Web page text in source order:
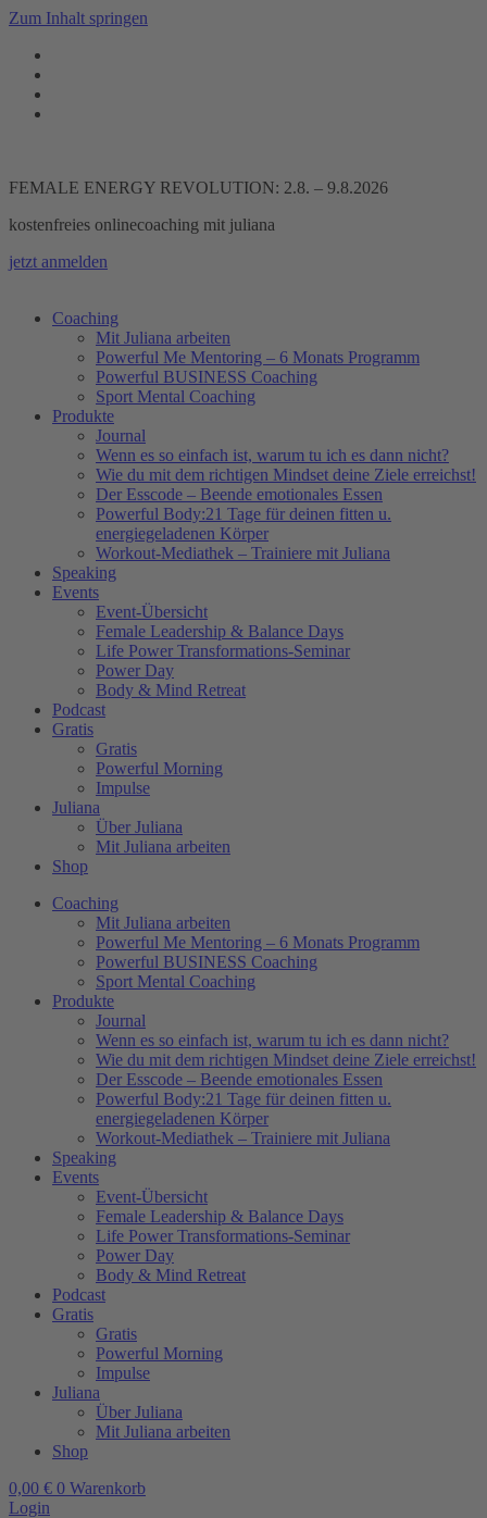
Zum Inhalt springen
FEMALE ENERGY REVOLUTION: 2.8. – 9.8.2026
kostenfreies onlinecoaching mit juliana
jetzt anmelden
Coaching
Mit Juliana arbeiten
Powerful Me Mentoring – 6 Monats Programm
Powerful BUSINESS Coaching
Sport Mental Coaching
Produkte
Journal
Wenn es so einfach ist, warum tu ich es dann nicht?
Wie du mit dem richtigen Mindset deine Ziele erreichst!
Der Esscode – Beende emotionales Essen
Powerful Body:21 Tage für deinen fitten u.
energiegeladenen Körper
Workout-Mediathek – Trainiere mit Juliana
Speaking
Events
Event-Übersicht
Female Leadership & Balance Days
Life Power Transformations-Seminar
Power Day
Body & Mind Retreat
Podcast
Gratis
Gratis
Powerful Morning
Impulse
Juliana
Über Juliana
Mit Juliana arbeiten
Shop
Coaching
Mit Juliana arbeiten
Powerful Me Mentoring – 6 Monats Programm
Powerful BUSINESS Coaching
Sport Mental Coaching
Produkte
Journal
Wenn es so einfach ist, warum tu ich es dann nicht?
Wie du mit dem richtigen Mindset deine Ziele erreichst!
Der Esscode – Beende emotionales Essen
Powerful Body:21 Tage für deinen fitten u.
energiegeladenen Körper
Workout-Mediathek – Trainiere mit Juliana
Speaking
Events
Event-Übersicht
Female Leadership & Balance Days
Life Power Transformations-Seminar
Power Day
Body & Mind Retreat
Podcast
Gratis
Gratis
Powerful Morning
Impulse
Juliana
Über Juliana
Mit Juliana arbeiten
Shop
0,00 € 0 Warenkorb
Login